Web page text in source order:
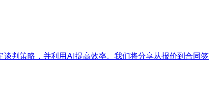
判策略，并利用AI提高效率。我们将分享从报价到合同签